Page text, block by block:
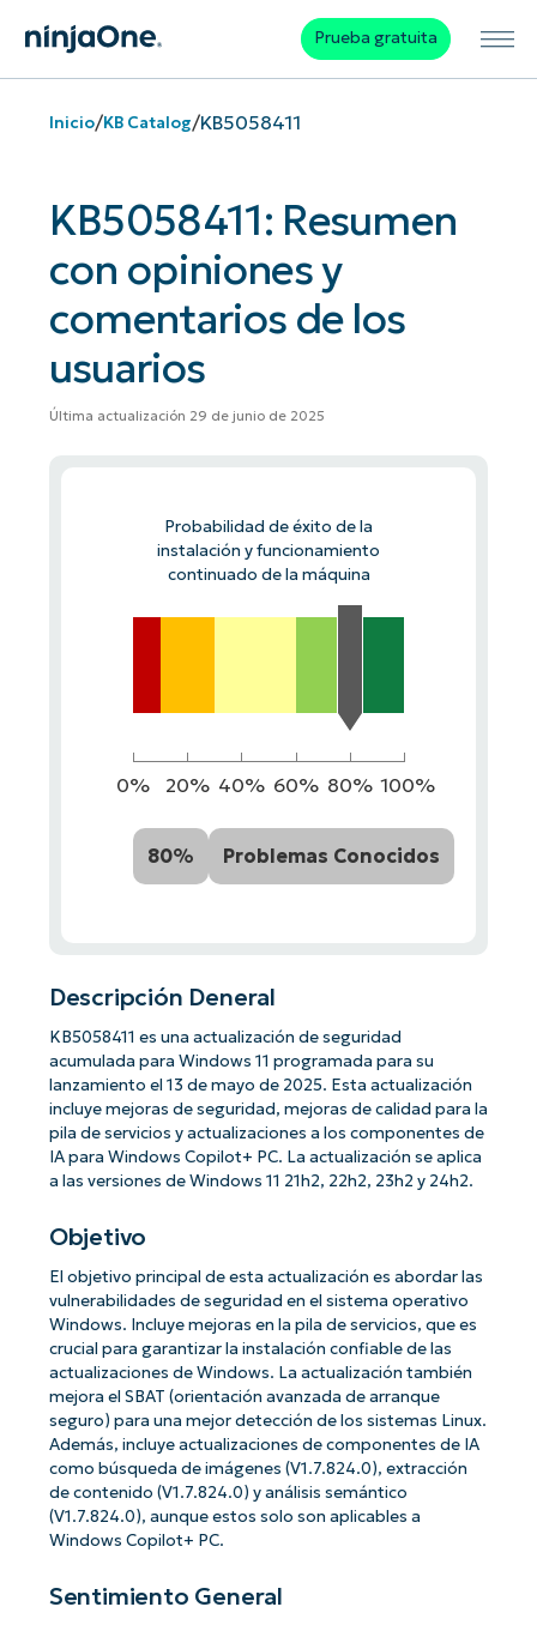
Prueba gratuita
Inicio/KB Catalog/KB5058411
KB5058411: Resumen
con opiniones y
comentarios de los
usuarios
Última actualización 29 de junio de 2025
Probabilidad de éxito de la
instalación y funcionamiento
continuado de la máquina
0% 20% 40% 60% 80% 100%
80% Problemas Conocidos
Descripción Deneral
KB5058411 es una actualización de seguridad
acumulada para Windows 11 programada para su
lanzamiento el 13 de mayo de 2025. Esta actualización
incluye mejoras de seguridad, mejoras de calidad para la
pila de servicios y actualizaciones a los componentes de
IA para Windows Copilot+ PC. La actualización se aplica
a las versiones de Windows 11 21h2, 22h2, 23h2 y 24h2.
Objetivo
El objetivo principal de esta actualización es abordar las
vulnerabilidades de seguridad en el sistema operativo
Windows. Incluye mejoras en la pila de servicios, que es
crucial para garantizar la instalación confiable de las
actualizaciones de Windows. La actualización también
mejora el SBAT (orientación avanzada de arranque
seguro) para una mejor detección de los sistemas Linux.
Además, incluye actualizaciones de componentes de IA
como búsqueda de imágenes (V1.7.824.0), extracción
de contenido (V1.7.824.0) y análisis semántico
(V1.7.824.0), aunque estos solo son aplicables a
Windows Copilot+ PC.
Sentimiento General